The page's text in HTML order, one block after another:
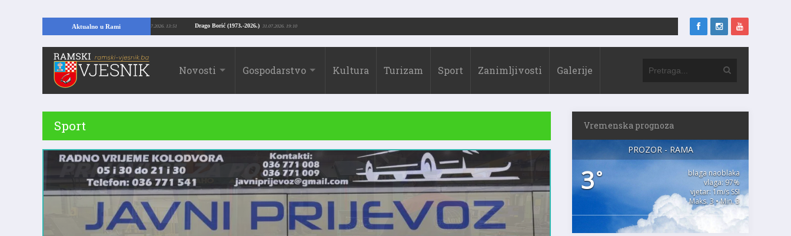
Aktualno u Rami Drago Borić (1973.-2026.)
RAMI: Kopajući temelje kuće, pronašao vrijedne arheološke ostatke 24.07.2026. 13:51
Novosti Gospodarstvo Kultura Turizam Sport Zanimljivosti Galerije
Sport Vremenska prognoza
PROZOR - RAMA
3°
blaga naoblaka
vlaga: 97%
vjetar: 1m/s SSI
Maks. 3 • Min. 3